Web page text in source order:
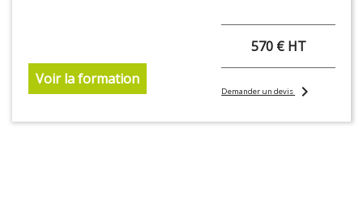
Voir la formation
570 € HT
Demander un devischevron_right